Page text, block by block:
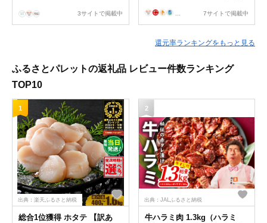
3サイトで掲載中 ... 7サイトで掲載中
還元率ランキングをもっと見る
ふるさとパレットの返礼品 レビュー件数ランキング
TOP10
1
出典：楽天ふるさと納税
総合1位獲得 ホタテ 【訳あ
2
出典：JALふるさと納税
牛ハラミ肉 1.3kg（ハラミ